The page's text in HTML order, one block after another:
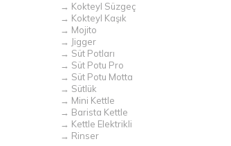
→ Kokteyl Süzgeç
→ Kokteyl Kaşık
→ Mojito
→ Jigger
→ Süt Potları
→ Süt Potu Pro
→ Süt Potu Motta
→ Sütlük
→ Mini Kettle
→ Barista Kettle
→ Kettle Elektrikli
→ Rinser